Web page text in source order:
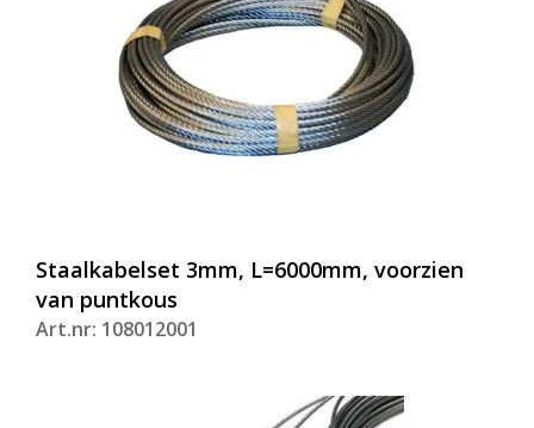
Staalkabelset 3mm, L=6000mm, voorzien
van puntkous
Art.nr: 108012001